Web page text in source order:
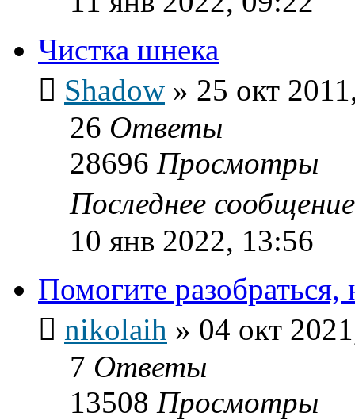
Чистка шнека
Shadow » 25 окт
26 Ответы
28696 Просмотры
Последнее
10 янв 2022, 13:56
Помогите разобраться,
nikolaih » 04 окт
7 Ответы
13508 Просмотры